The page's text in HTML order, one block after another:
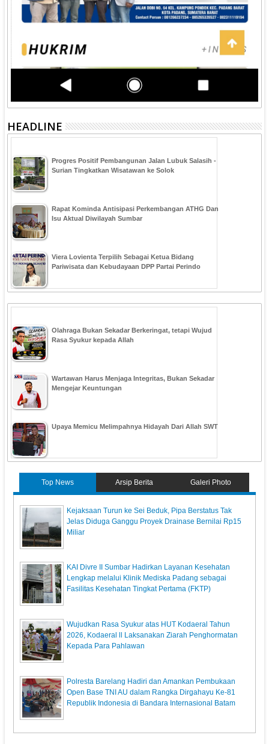
HEADLINE
Progres Positif Pembangunan Jalan Lubuk Salasih -
Surian Tingkatkan Wisatawan ke Solok
Rapat Kominda Antisipasi Perkembangan ATHG Dan
Isu Aktual Diwilayah Sumbar
Viera Lovienta Terpilih Sebagai Ketua Bidang
Pariwisata dan Kebudayaan DPP Partai Perindo
Olahraga Bukan Sekadar Berkeringat, tetapi Wujud
Rasa Syukur kepada Allah
Wartawan Harus Menjaga Integritas, Bukan Sekadar
Mengejar Keuntungan
Upaya Memicu Melimpahnya Hidayah Dari Allah SWT
Top News Arsip Berita Galeri Photo
Kejaksaan Turun ke Sei Beduk, Pipa Berstatus Tak
Jelas Diduga Ganggu Proyek Drainase Bernilai Rp15
Miliar
KAI Divre II Sumbar Hadirkan Layanan Kesehatan
Lengkap melalui Klinik Mediska Padang sebagai
Fasilitas Kesehatan Tingkat Pertama (FKTP)
Wujudkan Rasa Syukur atas HUT Kodaeral Tahun
2026, Kodaeral ll Laksanakan Ziarah Penghormatan
Kepada Para Pahlawan
Polresta Barelang Hadiri dan Amankan Pembukaan
Open Base TNI AU dalam Rangka Dirgahayu Ke-81
Republik Indonesia di Bandara Internasional Batam